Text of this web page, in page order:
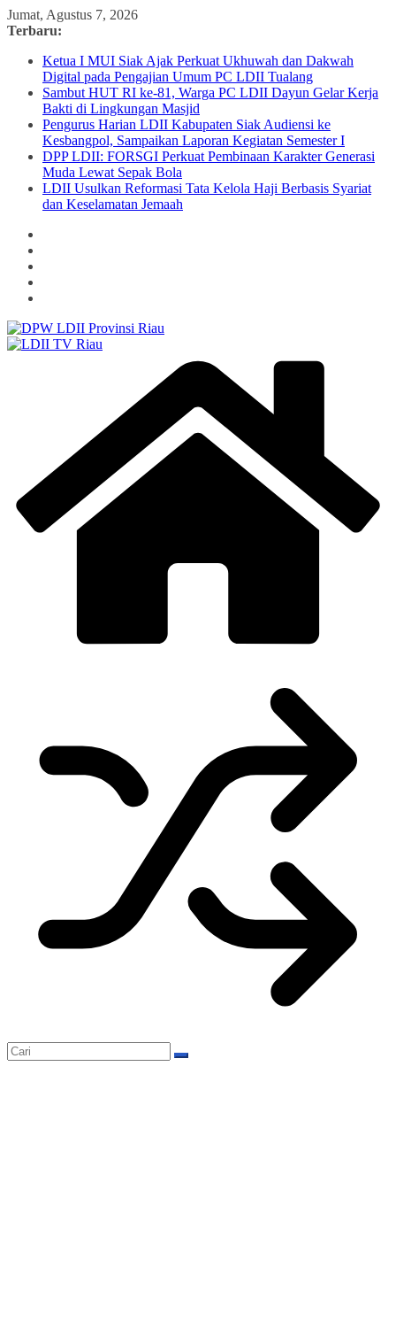
Skip
to
Jumat, Agustus 7, 2026
Terbaru:
Ketua I MUI Siak Ajak Perkuat Ukhuwah dan Dakwah
Digital pada Pengajian Umum PC LDII Tualang
Sambut HUT RI ke-81, Warga PC LDII Dayun Gelar Kerja
Bakti di Lingkungan Masjid
Pengurus Harian LDII Kabupaten Siak Audiensi ke
Kesbangpol, Sampaikan Laporan Kegiatan Semester I
DPP LDII: FORSGI Perkuat Pembinaan Karakter Generasi
Muda Lewat Sepak Bola
LDII Usulkan Reformasi Tata Kelola Haji Berbasis Syariat
dan Keselamatan Jemaah